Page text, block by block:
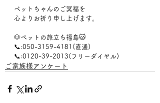
ペットちゃんのご冥福を
心よりお祈り申し上げます。
🐶ペットの旅立ち福島🐱
📞:050-3159-4181(直通)
📞:0120-39-2013(フリーダイヤル)
ご家族様アンケート